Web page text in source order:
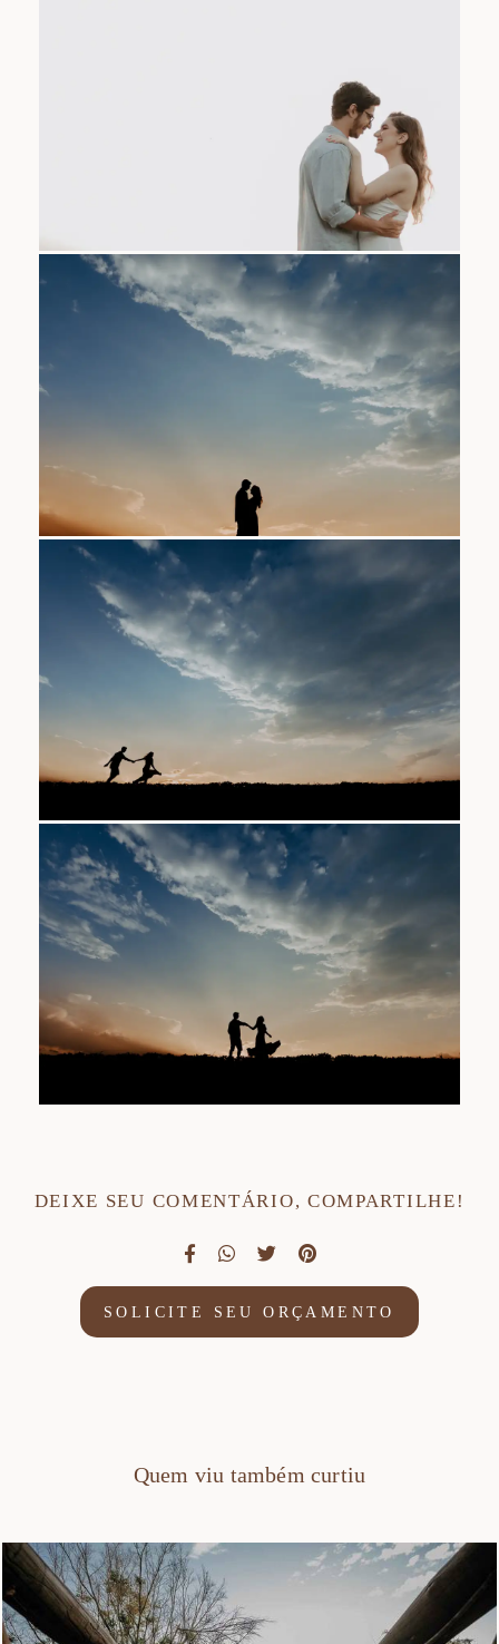
DEIXE SEU COMENTÁRIO, COMPARTILHE!
SOLICITE SEU ORÇAMENTO
Quem viu também curtiu